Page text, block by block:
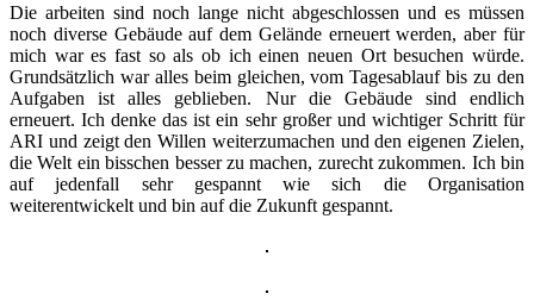
Die arbeiten sind noch lange nicht abgeschlossen und es müssen
noch diverse Gebäude auf dem Gelände erneuert werden, aber für
mich war es fast so als ob ich einen neuen Ort besuchen würde.
Grundsätzlich war alles beim gleichen, vom Tagesablauf bis zu den
Aufgaben ist alles geblieben. Nur die Gebäude sind endlich
erneuert. Ich denke das ist ein sehr großer und wichtiger Schritt für
ARI und zeigt den Willen weiterzumachen und den eigenen Zielen,
die Welt ein bisschen besser zu machen, zurecht zukommen. Ich bin
auf jedenfall sehr gespannt wie sich die Organisation
weiterentwickelt und bin auf die Zukunft gespannt.